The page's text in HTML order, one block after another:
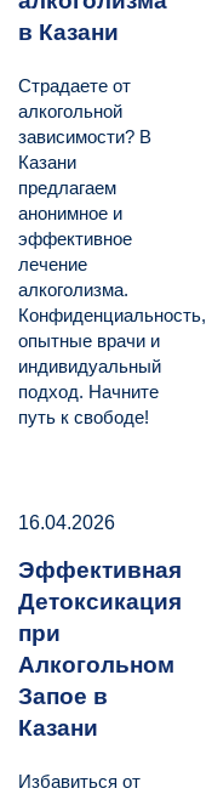
в Казани
Страдаете от
алкогольной
зависимости? В
Казани
предлагаем
анонимное и
эффективное
лечение
алкоголизма.
Конфиденциальность,
опытные врачи и
индивидуальный
подход. Начните
путь к свободе!
16.04.2026
Эффективная
Детоксикация
при
Алкогольном
Запое в
Казани
Избавиться от